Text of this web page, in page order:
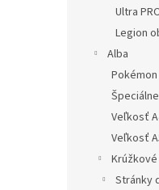
Ultra
Legion
Alba
Pokémon
Špeciálne
Veľkosť
Veľkosť
Krúžkové
Stránky